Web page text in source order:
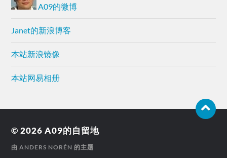
A09的微博
Janet的新浪博客
本站新浪镜像
本站网易相册
© 2026A09的自留地
由ANDERS NORÉN 的主题